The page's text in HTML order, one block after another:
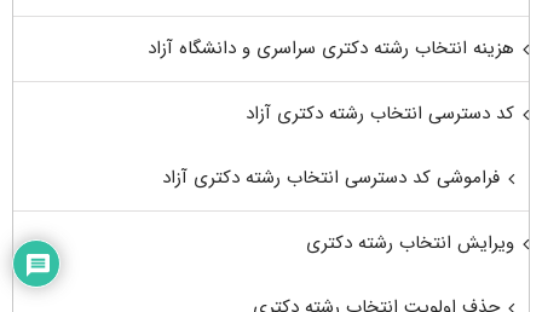
هزینه انتخاب رشته دکتری سراسری و دانشگاه آزاد
کد دسترسی انتخاب رشته دکتری آزاد
فراموشی کد دسترسی انتخاب رشته دکتری آزاد
ویرایش انتخاب رشته دکتری